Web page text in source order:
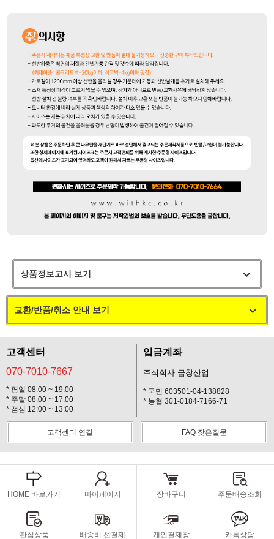
상품정보고시 보기
교환/반품/취소 안내 보기
고객센터
070-7010-7667
* 평일 08:00 ~ 19:00
* 주말 08:00 ~ 17:00
* 점심 12:00 ~ 13:00
입금계좌
주식회사 금창산업
* 국민 603501-04-138828
* 농협 301-0184-7166-71
고객센터 연결 FAQ 잦은질문
HOME 바로가기 마이페이지 장바구니 주문배송조회
관심상품 배송비 선결제 개인결제창 카톡상담